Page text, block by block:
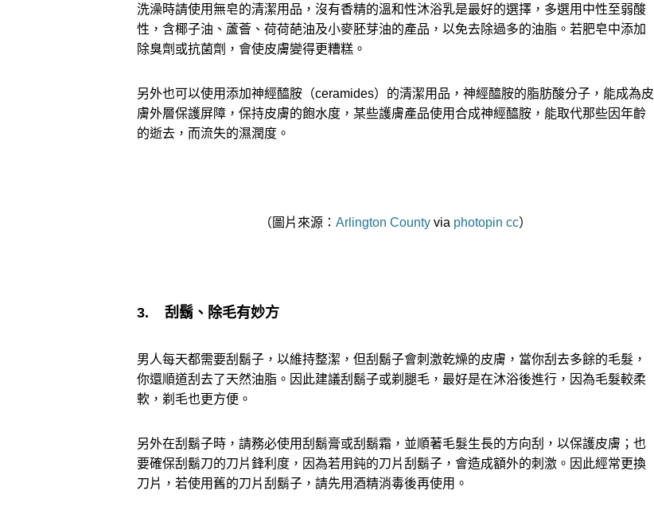
洗澡時請使用無皂的清潔用品，沒有香精的溫和性沐浴乳是最好的選擇，多選用中性至弱酸
性，含椰子油、蘆薈、荷荷葩油及小麥胚芽油的產品，以免去除過多的油脂。若肥皂中添加
除臭劑或抗菌劑，會使皮膚變得更糟糕。
另外也可以使用添加神經醯胺（ceramides）的清潔用品，神經醯胺的脂肪酸分子，能成為皮
膚外層保護屏障，保持皮膚的飽水度，某些護膚產品使用合成神經醯胺，能取代那些因年齡
的逝去，而流失的濕潤度。
（圖片來源： Arlington County via photopin cc）
3. 刮鬍、除毛有妙方
男人每天都需要刮鬍子，以維持整潔，但刮鬍子會刺激乾燥的皮膚，當你刮去多餘的毛髮，
你還順道刮去了天然油脂。因此建議刮鬍子或剃腿毛，最好是在沐浴後進行，因為毛髮較柔
軟，剃毛也更方便。
另外在刮鬍子時，請務必使用刮鬍膏或刮鬍霜，並順著毛髮生長的方向刮，以保護皮膚；也
要確保刮鬍刀的刀片鋒利度，因為若用鈍的刀片刮鬍子，會造成額外的刺激。因此經常更換
刀片，若使用舊的刀片刮鬍子，請先用酒精消毒後再使用。